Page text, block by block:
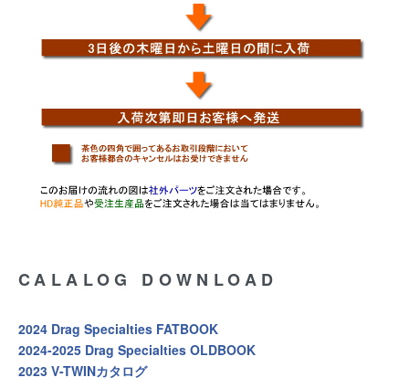
CALALOG DOWNLOAD
2024 Drag Specialties FATBOOK
2024-2025 Drag Specialties OLDBOOK
2023 V-TWINカタログ